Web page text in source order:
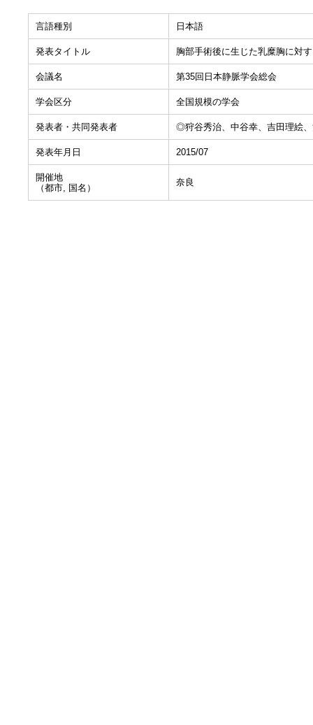
言語種別 日本語
発表タイトル 胸部手術後に生じた乳糜胸に対
会議名 第35回日本静脈学会総会
学会区分 全国規模の学会
発表者・共同発表者 ◎狩谷秀治、中谷幸、吉田理絵
発表年月日 2015/07
開催地
（都市, 国名）
奈良